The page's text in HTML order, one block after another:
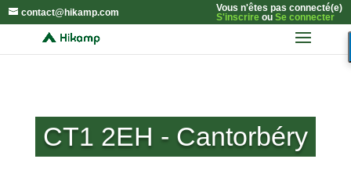
contact@hikamp.com
Vous n'êtes pas connecté(e)
S'inscrireou Se connecter
CT1 2EH - Cantorbéry